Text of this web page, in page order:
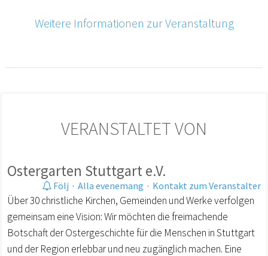
Weitere Informationen zur Veranstaltung
VERANSTALTET VON
Ostergarten Stuttgart e.V.
Följ · Alla evenemang · Kontakt zum Veranstalter
Über 30 christliche Kirchen, Gemeinden und Werke verfolgen
gemeinsam eine Vision: Wir möchten die freimachende
Botschaft der Ostergeschichte für die Menschen in Stuttgart
und der Region erlebbar und neu zugänglich machen. Eine